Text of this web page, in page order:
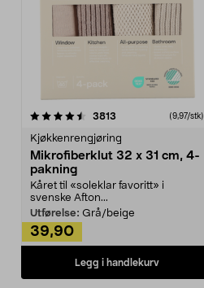
3813 anmeldelser(9,97/stk)
Kjøkkenrengjøring
Mikrofiberklut 32 x 31 cm, 4-
pakning
Kåret til «soleklar favoritt» i
svenske Afton...
Utførelse: Grå/beige
39,90
Legg i handlekurv
4.5av 5 stjerner